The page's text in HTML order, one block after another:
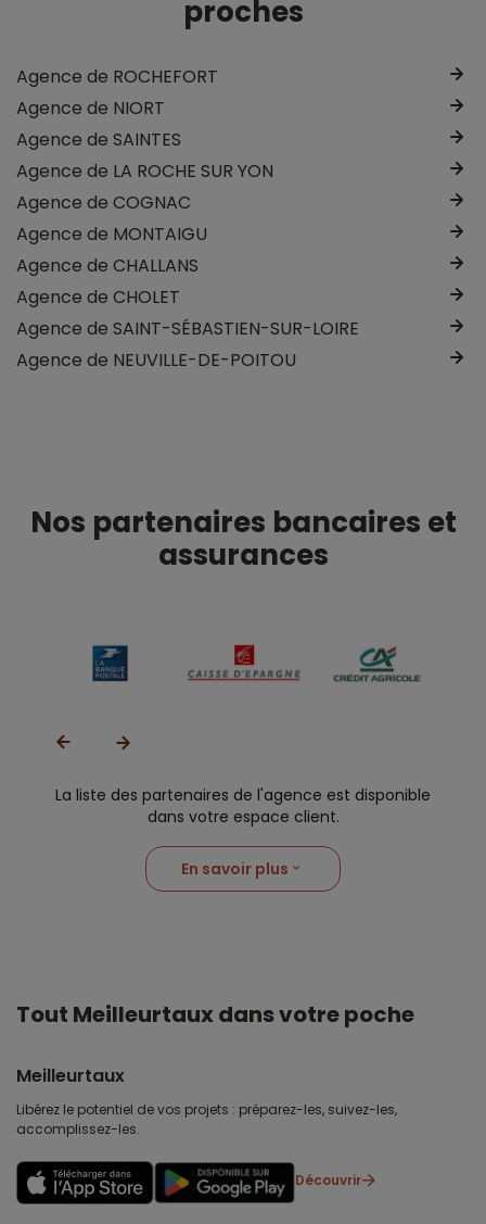
proches
Agence de ROCHEFORT
Agence de NIORT
Agence de SAINTES
Agence de LA ROCHE SUR YON
Agence de COGNAC
Agence de MONTAIGU
Agence de CHALLANS
Agence de CHOLET
Agence de SAINT-SÉBASTIEN-SUR-LOIRE
Agence de NEUVILLE-DE-POITOU
Nos partenaires bancaires et
assurances
La liste des partenaires de l'agence est disponible
dans votre espace client.
En savoir plus
Tout Meilleurtaux dans votre poche
Meilleurtaux
Libérez le potentiel de vos projets : préparez-les, suivez-les,
accomplissez-les.
Découvrir